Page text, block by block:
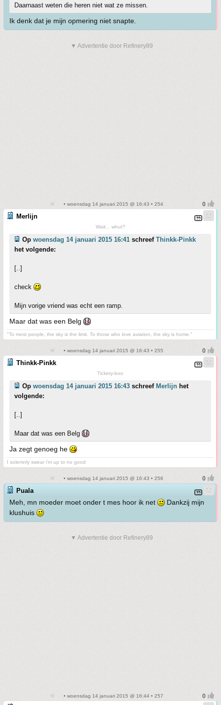
Daarnaast weten die heren niet wat ze missen.
Ik denk dat je mijn opmering niet snapte.
▼ Advertentie door Refinery89
• woensdag 14 januari 2015 @ 16:43 • 254
Merlijn
Wait... whut?
Op woensdag 14 januari 2015 16:41 schreef Thinkk-Pinkk
het volgende:
[..]
check
Mijn vorige vriend was echt een ramp.
Maar dat was een Belg
"To most people, the sky is the limit. To those who love aviation, the sky is home."
• woensdag 14 januari 2015 @ 16:43 • 255
Thinkk-Pinkk
Tickety-boo
Op woensdag 14 januari 2015 16:43 schreef Merlijn het
volgende:
[..]
Maar dat was een Belg
Ja zegt genoeg he
I solemnly swear i'm up to no good
• woensdag 14 januari 2015 @ 16:43 • 256
Puala
Meh, mn moeder moet onder t mes hoor ik net
Dankzij mijn
klushuis
▼ Advertentie door Refinery89
• woensdag 14 januari 2015 @ 16:44 • 257